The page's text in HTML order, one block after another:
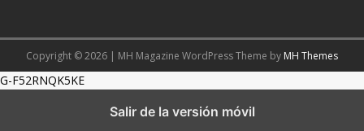
Copyright © 2026 | MH Magazine WordPress Theme by MH Themes
G-F52RNQK5KE
Salir de la versión móvil